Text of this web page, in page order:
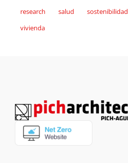
research
salud sostenibilidad
vivienda